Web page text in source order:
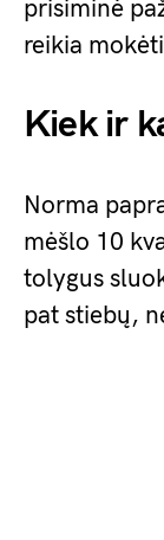
prisiminė
reikia
Kiek ir
Norma
mėšlo 10
tolygus
pat stiebų,